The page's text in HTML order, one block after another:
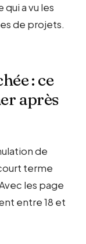
a vu les
de projets.
: ce
après
de
terme
les page
entre 18 et